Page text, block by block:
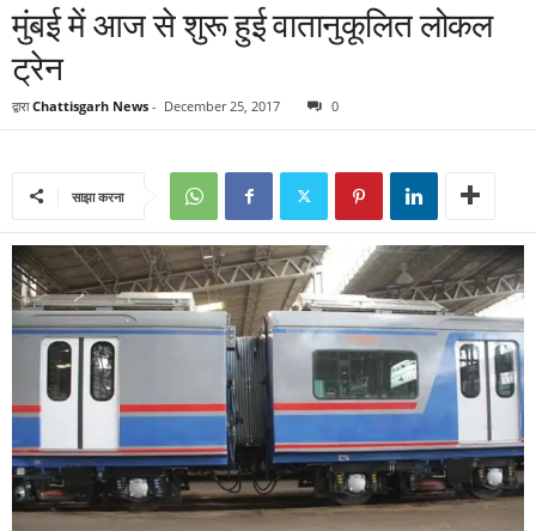
मुंबई में आज से शुरू हुई वातानुकूलित लोकल
ट्रेन
द्वारा Chattisgarh News - December 25, 2017 0
साझा करना